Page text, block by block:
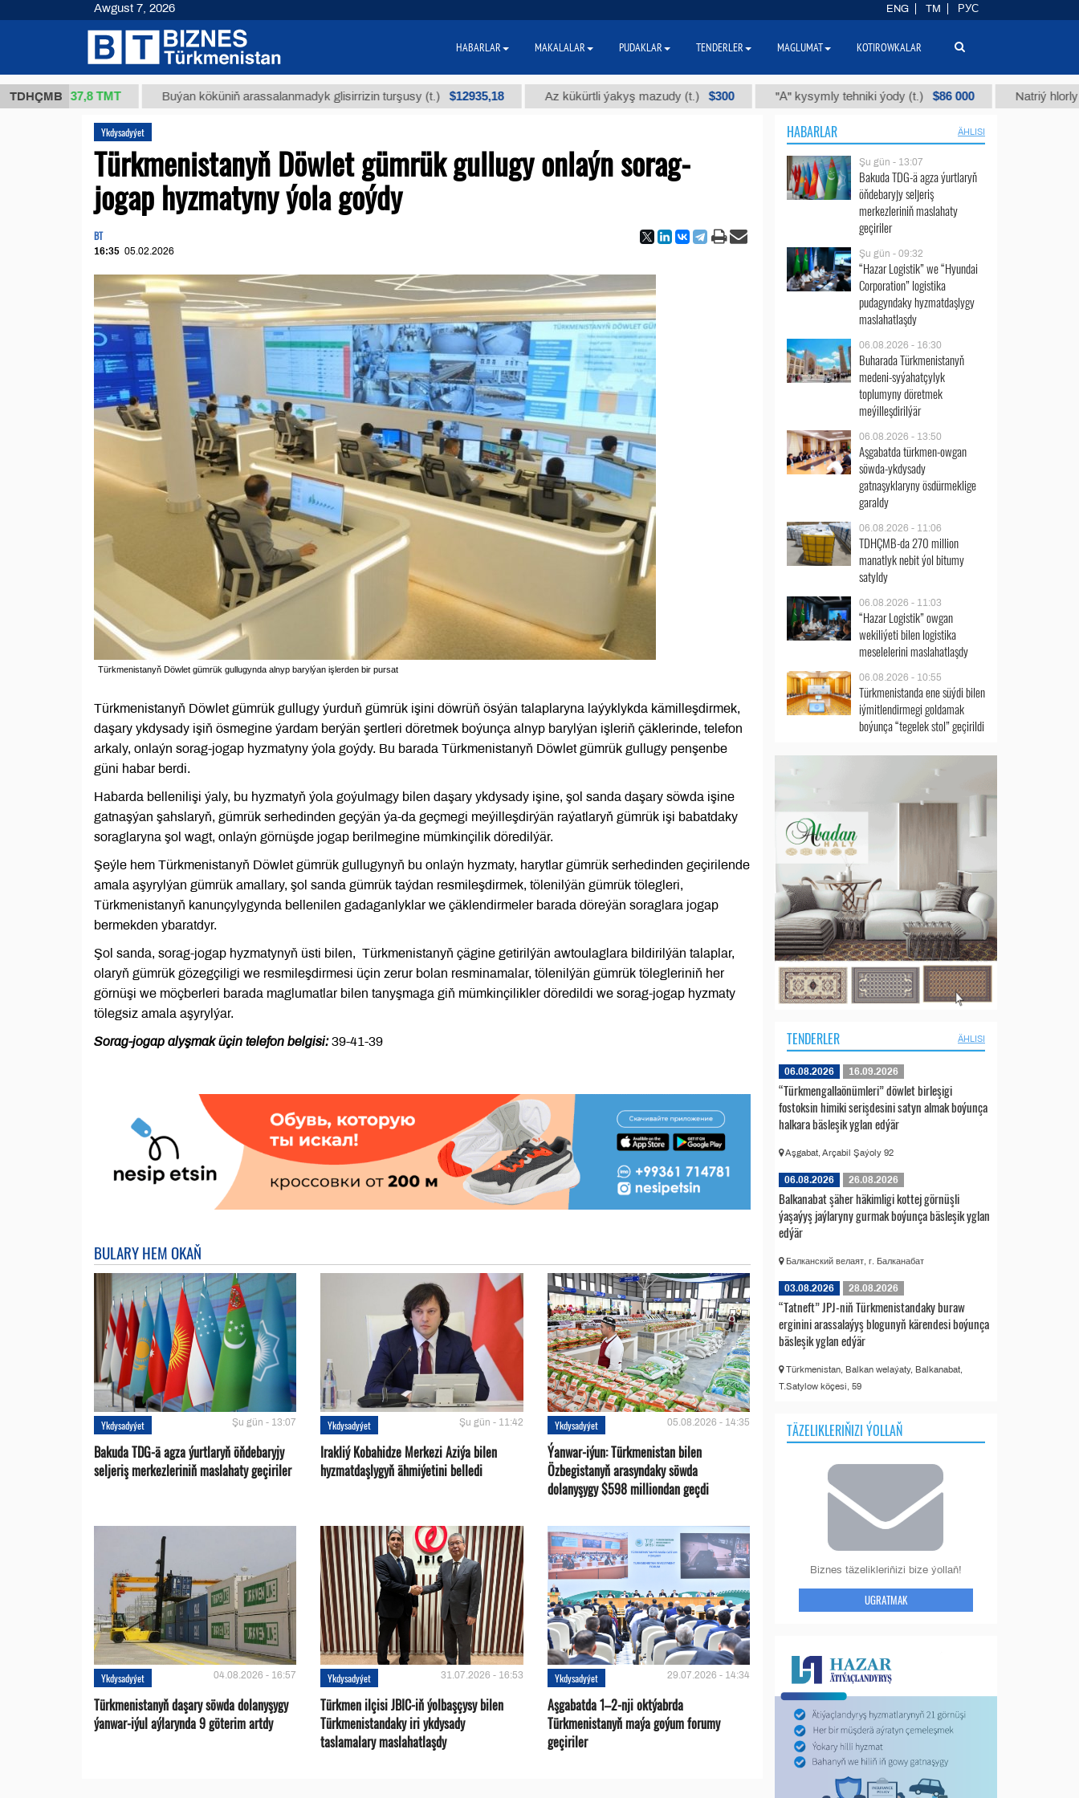
TDHÇMB
37,8 ТМТ Buýan köküniň arassalanmadyk glisirrizin turşusy (t.) $12935,18 Az kükürtli ýakyş mazudy (t.) $300 "А" kysymly tehniki ýody (t.) $86 000 Natriý hlorly (nahar
Ykdysadyýet
Türkmenistanyň Döwlet gümrük gullugy onlaýn sorag-
jogap hyzmatyny ýola goýdy
BT
16:35 05.02.2026
Türkmenistanyň Döwlet gümrük gullugynda alnyp barylýan işlerden bir pursat
Türkmenistanyň Döwlet gümrük gullugy ýurduň gümrük işini döwrüň ösýän talaplaryna laýyklykda kämilleşdirmek,
daşary ykdysady işiň ösmegine ýardam berýän şertleri döretmek boýunça alnyp barylýan işleriň çäklerinde, telefon
arkaly, onlaýn sorag-jogap hyzmatyny ýola goýdy. Bu barada Türkmenistanyň Döwlet gümrük gullugy penşenbe
güni habar berdi.
Habarda bellenilişi ýaly, bu hyzmatyň ýola goýulmagy bilen daşary ykdysady işine, şol sanda daşary söwda işine
gatnaşýan şahslaryň, gümrük serhedinden geçýän ýa-da geçmegi meýilleşdirýän raýatlaryň gümrük işi babatdaky
soraglaryna şol wagt, onlaýn görnüşde jogap berilmegine mümkinçilik döredilýär.
Şeýle hem Türkmenistanyň Döwlet gümrük gullugynyň bu onlaýn hyzmaty, harytlar gümrük serhedinden geçirilende
amala aşyrylýan gümrük amallary, şol sanda gümrük taýdan resmileşdirmek, tölenilýän gümrük tölegleri,
Türkmenistanyň kanunçylygynda bellenilen gadaganlyklar we çäklendirmeler barada döreýän soraglara jogap
bermekden ybaratdyr.
Şol sanda, sorag-jogap hyzmatynyň üsti bilen, Türkmenistanyň çägine getirilýän awtoulaglara bildirilýän talaplar,
olaryň gümrük gözegçiligi we resmileşdirmesi üçin zerur bolan resminamalar, tölenilýän gümrük tölegleriniň her
görnüşi we möçberleri barada maglumatlar bilen tanyşmaga giň mümkinçilikler döredildi we sorag-jogap hyzmaty
tölegsiz amala aşyrylýar.
Sorag-jogap alyşmak üçin telefon belgisi:39-41-39
BULARY HEM OKAŇ
Ykdysadyýet Şu gün - 13:07
Bakuda TDG-ä agza ýurtlaryň öňdebaryjy
seljeriş merkezleriniň maslahaty geçiriler
Ykdysadyýet Şu gün - 11:42
Irakliý Kobahidze Merkezi Aziýa bilen
hyzmatdaşlygyň ähmiýetini belledi
Ykdysadyýet 05.08.2026 - 14:35
Ýanwar-iýun: Türkmenistan bilen
Özbegistanyň arasyndaky söwda
dolanyşygy $598 milliondan geçdi
Ykdysadyýet 04.08.2026 - 16:57
Türkmenistanyň daşary söwda dolanyşygy
ýanwar-iýul aýlarynda 9 göterim artdy
Ykdysadyýet 31.07.2026 - 16:53
Türkmen ilçisi JBIC-iň ýolbaşçysy bilen
Türkmenistandaky iri ykdysady
taslamalary maslahatlaşdy
Ykdysadyýet 29.07.2026 - 14:34
Aşgabatda 1–2-nji oktýabrda
Türkmenistanyň maýa goýum forumy
geçiriler
HABARLAR ÄHLISI
Şu gün - 13:07
Bakuda TDG-ä agza ýurtlaryň
öňdebaryjy seljeriş
merkezleriniň maslahaty
geçiriler
Şu gün - 09:32
“Hazar Logistik” we “Hyundai
Corporation” logistika
pudagyndaky hyzmatdaşlygy
maslahatlaşdy
06.08.2026 - 16:30
Buharada Türkmenistanyň
medeni-syýahatçylyk
toplumyny döretmek
meýilleşdirilýär
06.08.2026 - 13:50
Aşgabatda türkmen-owgan
söwda-ykdysady
gatnaşyklaryny ösdürmeklige
garaldy
06.08.2026 - 11:06
TDHÇMB-da 270 million
manatlyk nebit ýol bitumy
satyldy
06.08.2026 - 11:03
“Hazar Logistik” owgan
wekiliýeti bilen logistika
meselelerini maslahatlaşdy
06.08.2026 - 10:55
Türkmenistanda ene süýdi bilen
iýmitlendirmegi goldamak
boýunça “tegelek stol” geçirildi
TENDERLER ÄHLISI
06.08.2026 16.09.2026
“Türkmengallaönümleri” döwlet birleşigi
fostoksin himiki serişdesini satyn almak boýunça
halkara bäsleşik yglan edýär
Aşgabat, Arçabil Şaýoly 92
06.08.2026 26.08.2026
Balkanabat şäher häkimligi kottej görnüşli
ýaşaýyş jaýlaryny gurmak boýunça bäsleşik yglan
edýär
Балканский велаят, г. Балканабат
03.08.2026 28.08.2026
“Tatneft” JPJ-niň Türkmenistandaky buraw
erginini arassalaýyş blogunyň kärendesi boýunça
bäsleşik yglan edýär
Türkmenistan, Balkan welaýaty, Balkanabat,
T.Satylow köçesi, 59
TÄZELIKLERIŇIZI ÝOLLAŇ
Biznes täzelikleriňizi bize ýollaň!
UGRATMAK
Awgust 7, 2026 ENG TM РУС
HABARLAR MAKALALAR PUDAKLAR TENDERLER MAGLUMAT KOTIROWKALAR